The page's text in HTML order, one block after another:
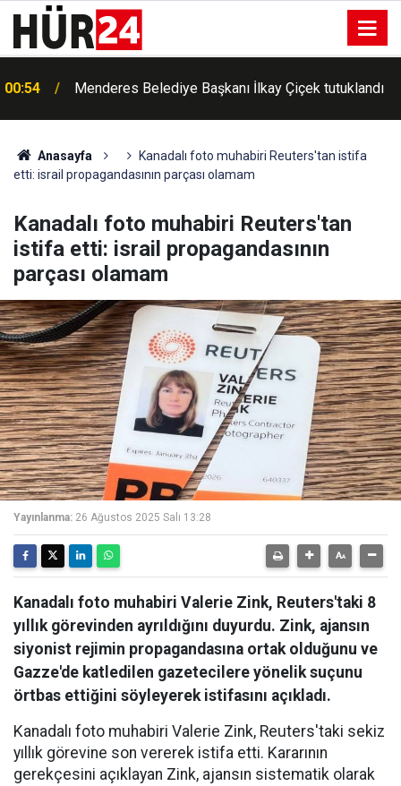
00:54
Menderes Belediye Başkanı İlkay Çiçek tutuklandı
00:42
Erdemli'de Kur'an kursu öğrencileri piknikte buluştu
Anasayfa
Kanadalı foto muhabiri Reuters'tan istifa
etti: israil propagandasının parçası olamam
Kanadalı foto muhabiri Reuters'tan
istifa etti: israil propagandasının
parçası olamam
Yayınlanma: 26 Ağustos 2025 Salı 13:28
Kanadalı foto muhabiri Valerie Zink, Reuters'taki 8
yıllık görevinden ayrıldığını duyurdu. Zink, ajansın
siyonist rejimin propagandasına ortak olduğunu ve
Gazze'de katledilen gazetecilere yönelik suçunu
örtbas ettiğini söyleyerek istifasını açıkladı.
Kanadalı foto muhabiri Valerie Zink, Reuters'taki sekiz
yıllık görevine son vererek istifa etti. Kararının
gerekçesini açıklayan Zink, ajansın sistematik olarak